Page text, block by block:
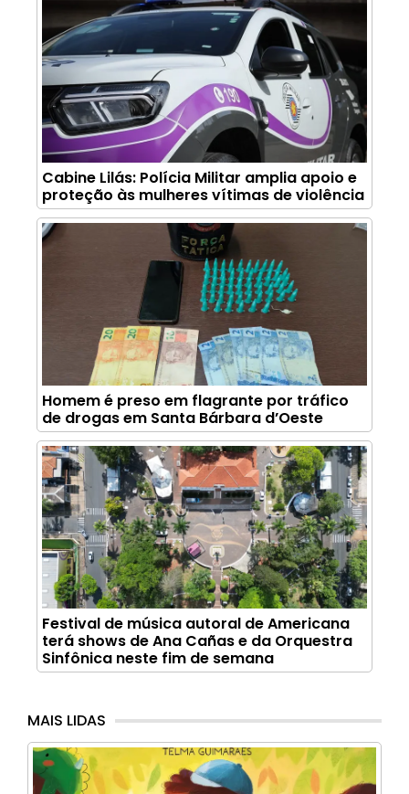
Cabine Lilás: Polícia Militar amplia apoio e
proteção às mulheres vítimas de violência
Homem é preso em flagrante por tráfico
de drogas em Santa Bárbara d’Oeste
Festival de música autoral de Americana
terá shows de Ana Cañas e da Orquestra
Sinfônica neste fim de semana
MAIS LIDAS